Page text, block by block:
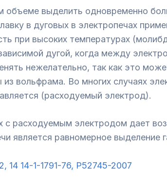
выделить одновременно
в дуговых в электропечах
при высоких температурах
дугой, когда между
нежелательно, так как это
вольфрама. Во многих случаях
(расходуемый электрод).
с расходуемым электродом дает
является равномерное выделение
14-1-1791-76, Р52745-2007